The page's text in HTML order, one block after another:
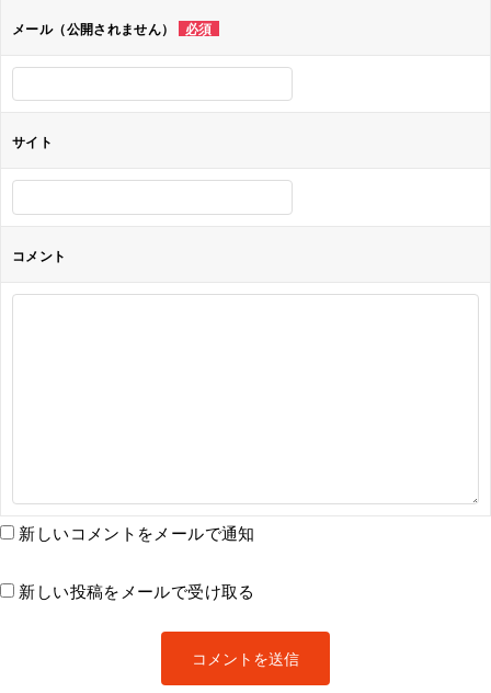
ョ
ン
メール（公開されません） 必須
サイト
コメント
新しいコメントをメールで通知
新しい投稿をメールで受け取る